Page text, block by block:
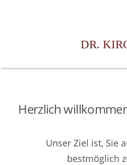
Herzlich
Unser Ziel ist, Sie
bestmöglich
DR.